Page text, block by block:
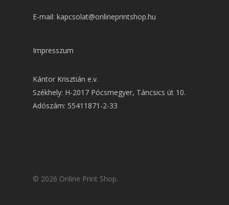
E-mail: kapcsolat@onlineprintshop.hu
Impresszum
Kántor Krisztián e.v.
Székhely: H-2017 Pócsmegyer, Táncsics út 10.
Adószám: 55411871-2-33
© 2026 Online Print Shop.